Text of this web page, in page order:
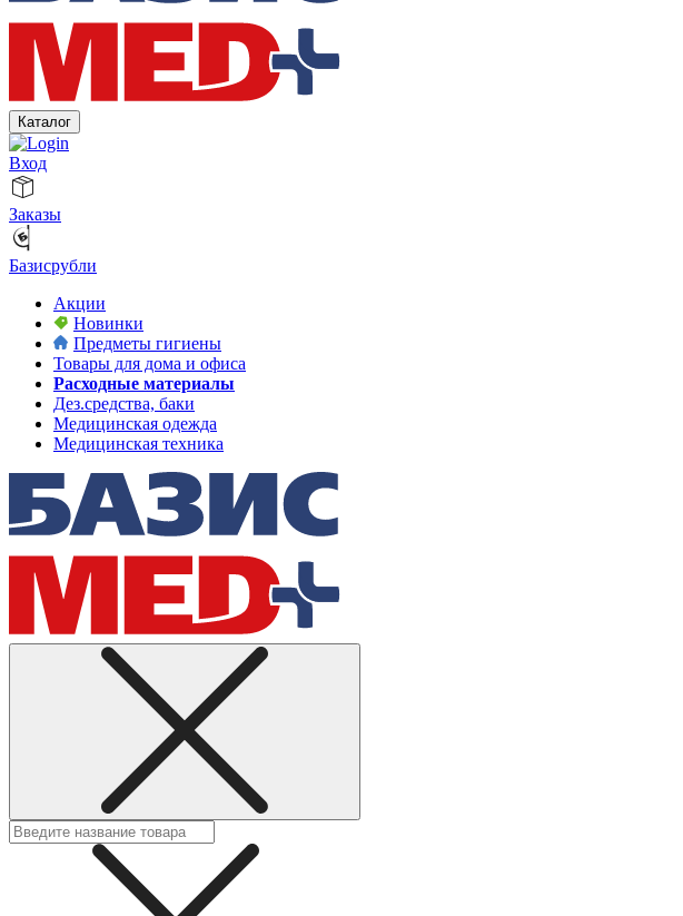
Каталог
Вход
Заказы
Базисрубли
Акции
Новинки
Предметы гигиены
Товары для дома и офиса
Расходные материалы
Дез.средства, баки
Медицинская одежда
Медицинская техника